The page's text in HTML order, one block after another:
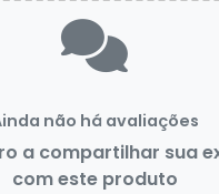
não há avaliações
a compartilhar sua
com este produto